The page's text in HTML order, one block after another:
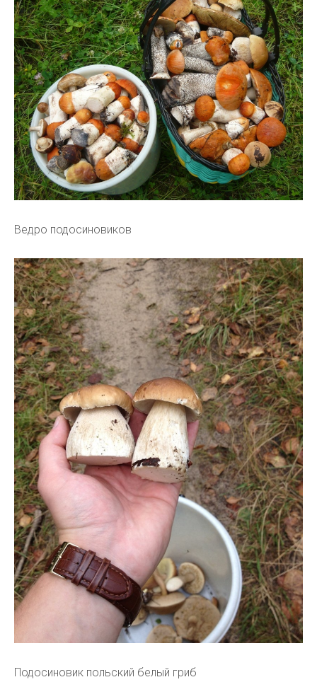
Ведро подосиновиков
Подосиновик польский белый гриб